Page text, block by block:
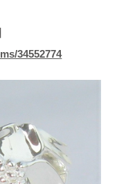
34552774